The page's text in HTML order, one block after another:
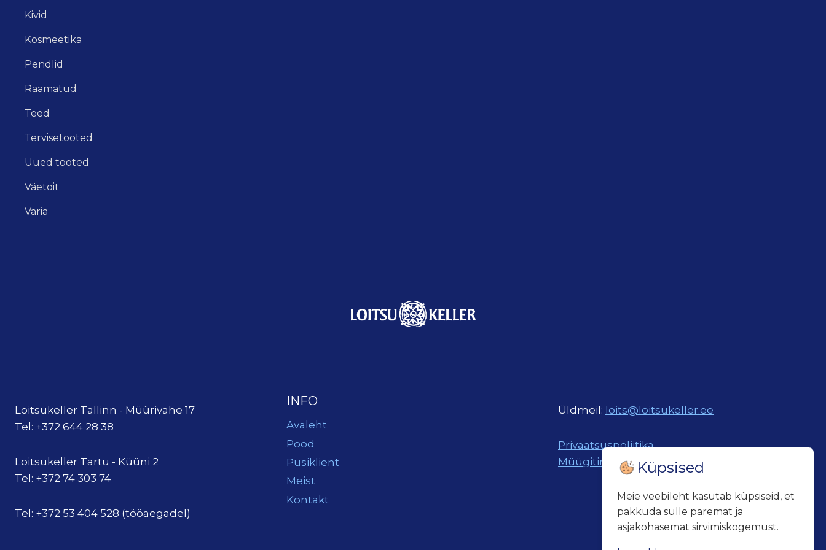
Kivid
Kosmeetika
Pendlid
Raamatud
Teed
Tervisetooted
Uued tooted
Väetoit
Varia
Loitsukeller Tallinn - Müürivahe 17
Tel: +372 644 28 38
Loitsukeller Tartu - Küüni 2
Tel: +372 74 303 74
Tel: +372 53 404 528 (tööaegadel)
INFO
Avaleht
Pood
Püsiklient
Meist
Kontakt
Üldmeil: loits@loitsukeller.ee
Privaatsuspoliitika
MüügitingimusedKüpsised
Meie veebileht kasutab küpsiseid, et
pakkuda sulle paremat ja
asjakohasemat sirvimiskogemust.